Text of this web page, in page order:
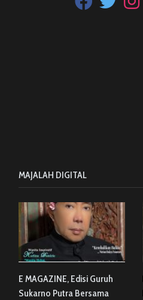
MAJALAH DIGITAL
E MAGAZINE, Edisi Guruh
Sukarno Putra Bersama